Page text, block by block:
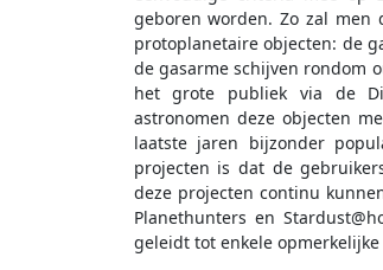
geboren worden. Zo zal men
protoplanetaire objecten: de
de gasarme schijven rondom
het grote publiek via de
astronomen deze objecten
laatste jaren bijzonder
projecten is dat de
deze projecten continu
Planethunters en
geleidt tot enkele